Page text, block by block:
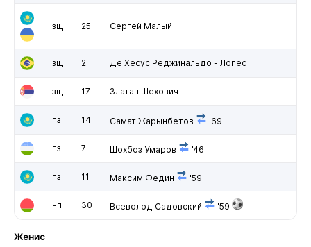
зщ 25 Сергей Малый
зщ 2 Де Хесус Реджинальдо - Лопес
зщ 17 Златан Шехович
пз 14 Самат Жарынбетов '69
пз 7 Шохбоз Умаров '46
пз 11 Максим Федин '59
нп 30 Всеволод Садовский '59
Женис